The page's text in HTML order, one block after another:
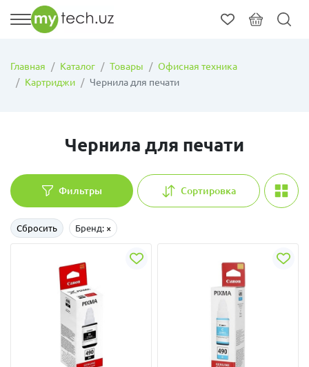
Главная Каталог Товары
Офисная техника
Картриджи
Чернила для печати
Чернила для печати
Фильтры Сортировка
Сбросить Бренд: ×